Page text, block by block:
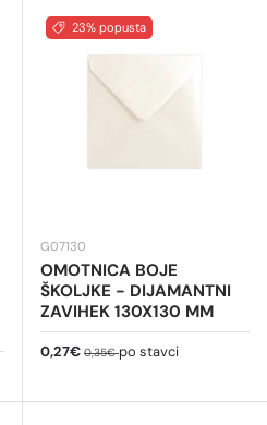
23% popusta
G07130
OMOTNICA BOJE
ŠKOLJKE - DIJAMANTNI
ZAVIHEK 130X130 MM
Cijena na sniženju
0,27€ Redovna cijena
0,35€po stavci